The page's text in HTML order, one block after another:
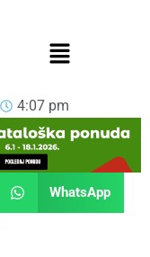
4:07 pm
WhatsApp